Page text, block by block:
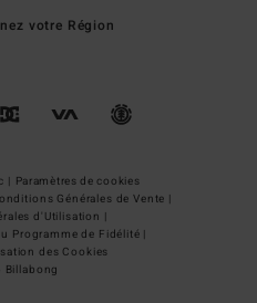
votre Région
| Paramètres de cookies
Générales de Vente |
d'Utilisation |
Programme de Fidélité |
des Cookies